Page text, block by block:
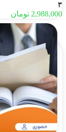
۳
2,988,000 تومان